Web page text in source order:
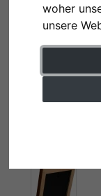
woher
unsere